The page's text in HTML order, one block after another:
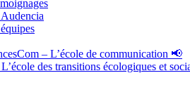
– L’école de communication 📢
des transitions écologiques et